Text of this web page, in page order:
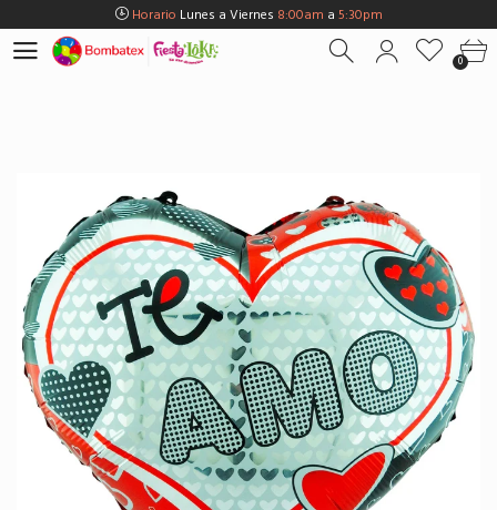
Horario Lunes a Viernes 8:00am a 5:30pm
HorarioSábados
5:00pm
HorarioDomingos y Fest. 9:00ama3:00pm
0